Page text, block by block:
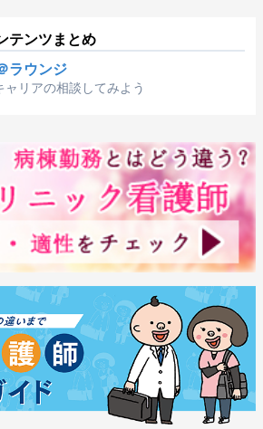
テンツまとめ
ラウンジ
リアの相談してみよう